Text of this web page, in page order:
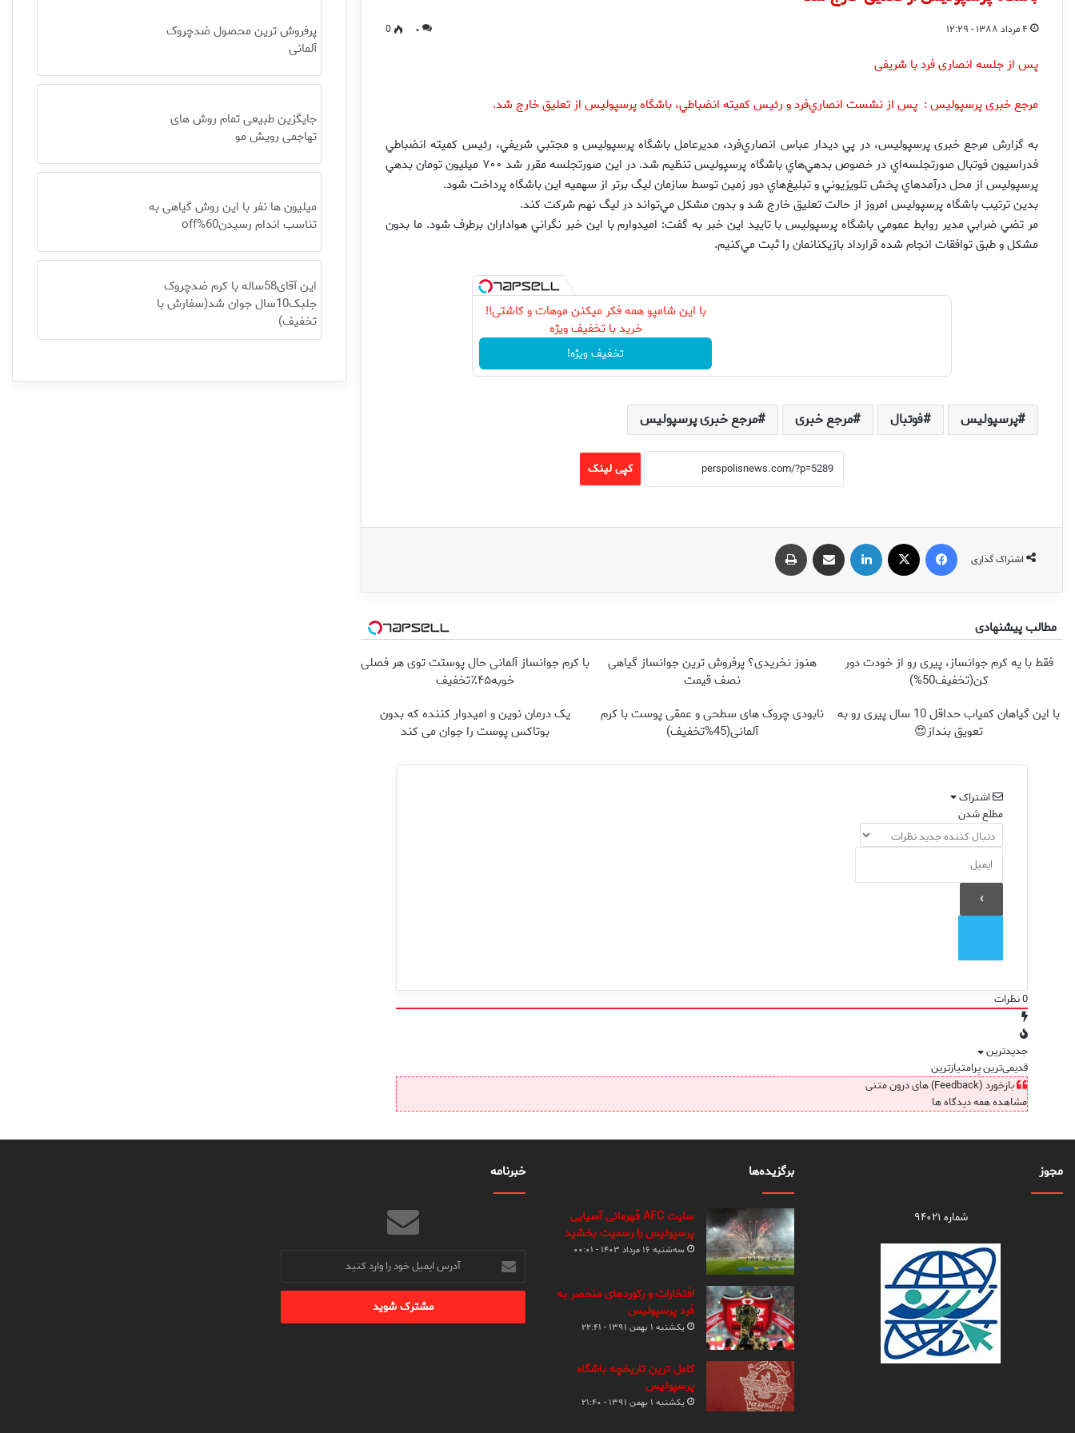
۴ مرداد ۱۳۸۸ - ۱۲:۲۹ ۰ 0
پس از جلسه انصاری فرد با شریفی
مرجع خبری پرسپولیس : پس از نشست انصاري‌فرد و رئيس كميته انضباطي،‌ باشگاه پرسپوليس از تعليق خارج شد.
به گزارش مرجع خبری پرسپولیس، در پي ديدار عباس انصاري‌فرد، مديرعامل باشگاه پرسپوليس و مجتبي شريفي، رئيس كميته انضباطي
فدراسيون فوتبال صورتجلسه‌اي در خصوص بدهي‌هاي باشگاه پرسپوليس تنظيم شد. در اين صورتجلسه مقرر شد ۷۰۰ ميليون تومان بدهي
پرسپوليس از محل درآمدهاي پخش تلويزيوني و تبليغ‌هاي دور زمين توسط سازمان ليگ برتر از سهميه اين باشگاه پرداخت شود.
بدين ترتيب باشگاه پرسپوليس امروز از حالت تعليق خارج شد و بدون مشكل مي‌تواند در ليگ نهم شركت كند.
مر تضي ضرابي مدير روابط عمومي باشگاه پرسپوليس با تاييد اين خبر به گفت: اميدوارم با اين خبر نگراني هواداران برطرف شود. ما بدون
مشكل و طبق توافقات انجام شده قرارداد بازيكنانمان را ثبت مي‌كنيم.
با این شامپو همه فکر میکنن موهات و کاشتی!!
خرید با تخفیف ویژه
تخفیف ویژه!
پرسپولیس فوتبال مرجع خبری مرجع خبری پرسپولیس
کپی لینک
اشتراک گذاری
فیس بوک لینکدین اشتراک گذاری از طریق ایمیل
مطالب پیشنهادی
فقط با یه کرم جوانساز، پیری رو از خودت دور
کن(تخفیف50%)
هنوز نخریدی؟ پرفروش ترین جوانساز گیاهی
نصف قیمت
با کرم جوانساز آلمانی حال پوستت توی هر فصلی
خوبه۴۵٪تخفیف
با این گیاهان کمیاب حداقل 10 سال پیری رو به
تعویق بنداز😍
نابودی چروک های سطحی و عمقی پوست با کرم
آلمانی(45%تخفیف)
یک درمان نوین و امیدوار کننده که بدون
بوتاکس پوست را جوان می کند
اشتراک
مطلع شدن
0نظرات
جدیدترین
قدیمی‌ترینپرامتیازترین
بازخورد (Feedback) های درون متنی
مشاهده همه دیدگاه ها
پرفروش ترین محصول ضدچروک
آلمانی
جایگزین طبیعی تمام روش های
تهاجمی رویش مو
میلیون ها نفر با این روش گیاهی به
تناسب اندام رسیدن60%off
این آقای58ساله با کرم ضدچروک
جلبک10سال جوان شد(سفارش با
تخفیف)
مجوز
شماره ۹۴۰۲۱
برگزیده‌ها
سایت AFC قهرمانی آسیایی
پرسپولیس را رسمیت بخشید
سه‌شنبه ۱۶ مرداد ۱۴۰۳ - ۰۰:۰۱
افتخارات و رکوردهای منحصر به
فرد پرسپولیس
یکشنبه ۱ بهمن ۱۳۹۱ - ۲۲:۴۱
کامل ترین تاریخچه باشگاه
پرسپولیس
یکشنبه ۱ بهمن ۱۳۹۱ - ۲۱:۴۰
خبرنامه
آدرس
ایمیل
خود
وارد